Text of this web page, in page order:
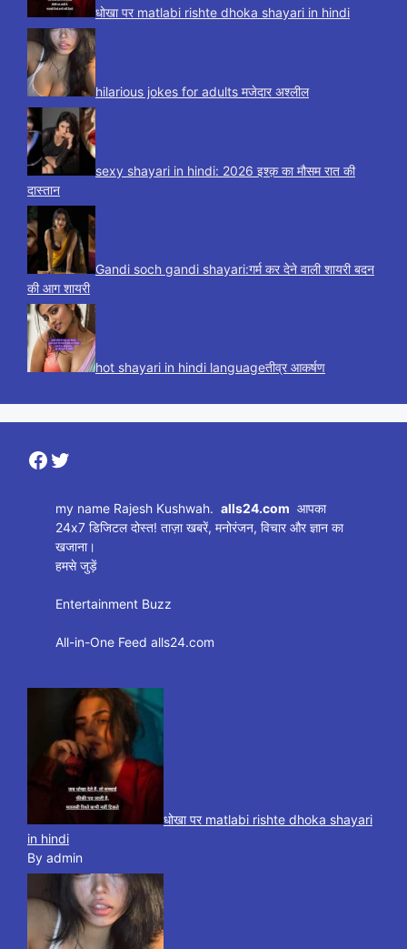
धोखा पर matlabi rishte dhoka shayari in hindi
hilarious jokes for adults मजेदार अश्लील
sexy shayari in hindi: 2026 इश्क़ का मौसम रात की
दास्तान
Gandi soch gandi shayari:गर्म कर देने वाली शायरी बदन
की आग शायरी
hot shayari in hindi languageतीव्र आकर्षण
Facebook
Twitter
my name Rajesh Kushwah.alls24.com आपका
24x7 डिजिटल दोस्त! ताज़ा खबरें, मनोरंजन, विचार और ज्ञान का
खजाना।
हमसे जुड़ें
Entertainment Buzz
All-in-One Feed alls24.com
धोखा पर matlabi rishte dhoka shayari
in hindi
By admin